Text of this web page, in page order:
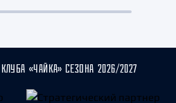
«ЧАЙКА» СЕЗОНА 2026/2027